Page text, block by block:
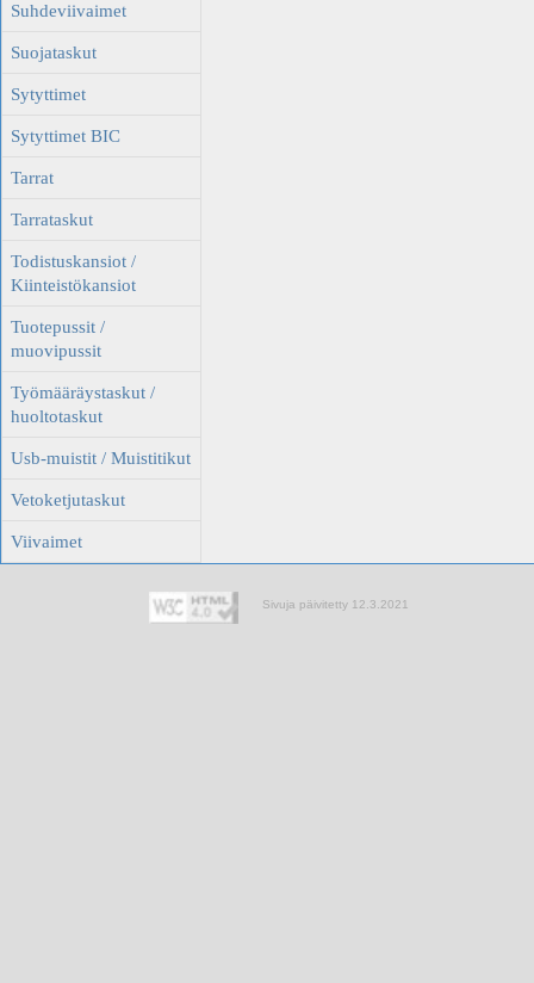
Suhdeviivaimet
Suojataskut
Sytyttimet
Sytyttimet BIC
Tarrat
Tarrataskut
Todistuskansiot /
Kiinteistökansiot
Tuotepussit /
muovipussit
Työmääräystaskut /
huoltotaskut
Usb-muistit / Muistitikut
Vetoketjutaskut
Viivaimet
Sivuja päivitetty 12.3.2021